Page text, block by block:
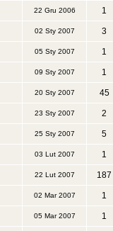
22 Gru 2006 1
02 Sty 2007 3
05 Sty 2007 1
09 Sty 2007 1
20 Sty 2007 45
23 Sty 2007 2
25 Sty 2007 5
03 Lut 2007 1
22 Lut 2007 187
02 Mar 2007 1
05 Mar 2007 1